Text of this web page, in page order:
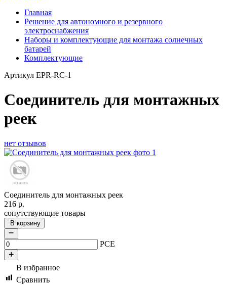
Главная
Решение для автономного и резервного
электроснабжения
Наборы и комплектующие для монтажа солнечных
батарей
Комплектующие
Артикул EPR-RC-1
Соединитель для монтажных
реек
нет отзывов
Соединитель для монтажных реек
216 р.
сопутствующие товары
В корзину
PCE
В избранное
Сравнить